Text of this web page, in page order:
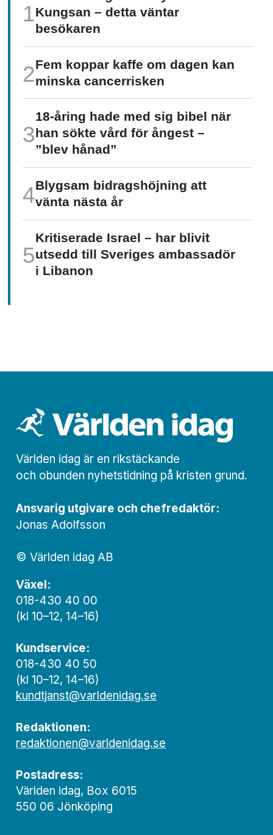
Kungsan – detta väntar
besökaren
Fem koppar kaffe om dagen kan
minska cancer­risken
18-åring hade med sig bibel när
han sökte vård för ångest –
”blev hånad”
Blygsam bidrags­höjning att
vänta nästa år
Kritiserade Israel – har blivit
utsedd till Sveriges ambassadör
i Libanon
Världen idag är en rikstäckande
och obunden nyhets­­­tidning på kristen grund.
Ansvarig utgivare och chef­redaktör:
Jonas Adolfsson
© Världen idag AB
Växel:
018-430 40 00
(kl 10–12, 14–16)
Kundservice:
018-430 40 50
(kl 10–12, 14–16)
kundtjanst@varldenidag.se
Redaktionen:
redaktionen@varldenidag.se
Postadress:
Världen idag, Box 6015
550 06 Jönköping